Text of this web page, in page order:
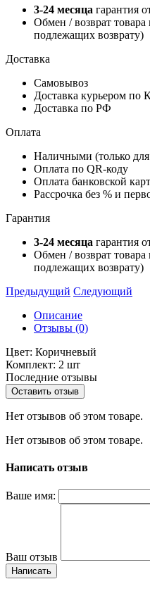
3-24 месяца гарантия
Обмен / возврат товара
подлежащих возврату)
Доставка
Самовывоз
Доставка курьером по
Доставка по РФ
Оплата
Наличными (только
Оплата по QR-коду
Оплата банковской
Рассрочка без % и
Гарантия
3-24 месяца гарантия
Обмен / возврат товара
подлежащих возврату)
Предыдущий Следующий
Описание
Отзывы (0)
Цвет: Коричневый
Комплект: 2 шт
Последние отзывы
Оставить отзыв
Нет отзывов об этом товаре.
Нет отзывов об этом товаре.
Написать отзыв
Ваше имя:
Ваш отзыв
Написать